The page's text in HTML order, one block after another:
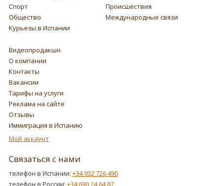
Спорт
Происшествия
Общество
Международные связи
Курьезы в Испании
Видеопродакшн
О компании
Контакты
Вакансии
Тарифы на услуги
Реклама на сайте
Отзывы
Иммиграция в Испанию
Мой аккаунт
Связаться с нами
телефон в Испании: +34 932 726 490